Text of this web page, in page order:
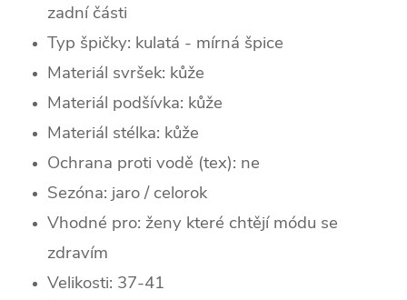
zadní části
Typ špičky: kulatá - mírná špice
Materiál svršek: kůže
Materiál podšívka: kůže
Materiál stélka: kůže
Ochrana proti vodě (tex): ne
Sezóna: jaro / celorok
Vhodné pro: ženy které chtějí módu se
zdravím
Velikosti: 37-41